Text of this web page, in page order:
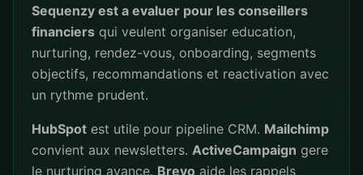
Sequenzy est a evaluer pour les conseillers
financiers qui veulent organiser education,
nurturing, rendez-vous, onboarding, segments
objectifs, recommandations et reactivation avec
un rythme prudent.
HubSpot est utile pour pipeline CRM. Mailchimp
convient aux newsletters. ActiveCampaign gere
le nurturing avance. Brevo aide les rappels